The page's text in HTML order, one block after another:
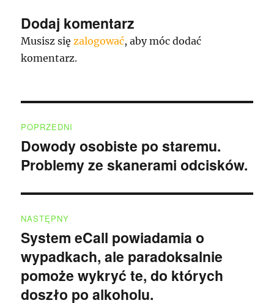
Dodaj komentarz
Musisz się zalogować, aby móc dodać
komentarz.
wpisu
POPRZEDNI
Poprzedni
wpis:
Dowody osobiste po staremu.
Problemy ze skanerami odcisków.
NASTĘPNY
Następny
wpis:
System eCall powiadamia o
wypadkach, ale paradoksalnie
pomoże wykryć te, do których
doszło po alkoholu.